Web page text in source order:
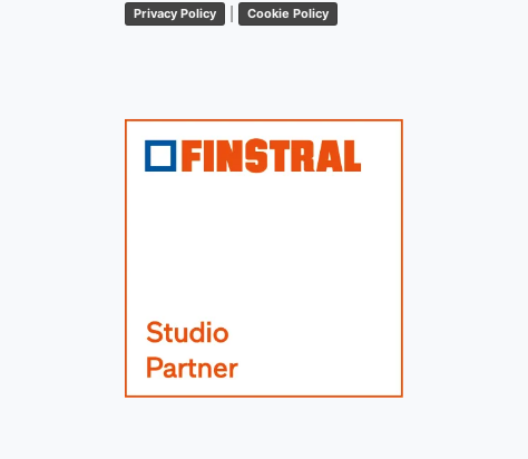
Privacy Policy Cookie Policy